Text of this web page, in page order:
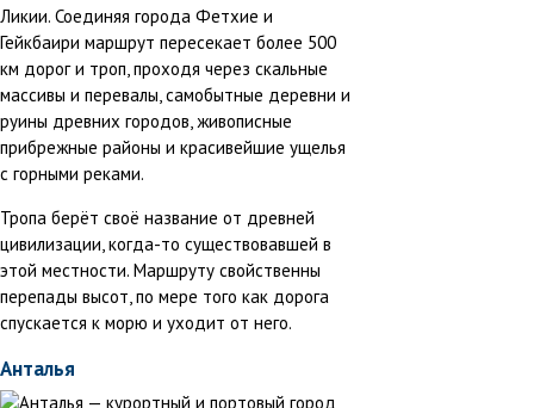
Ликии. Соединяя города Фетхие и
Гейкбаири маршрут пересекает более 500
км дорог и троп, проходя через скальные
массивы и перевалы, самобытные деревни и
руины древних городов, живописные
прибрежные районы и красивейшие ущелья
с горными реками.
Тропа берёт своё название от древней
цивилизации, когда-то существовавшей в
этой местности. Маршруту свойственны
перепады высот, по мере того как дорога
спускается к морю и уходит от него.
Анталья